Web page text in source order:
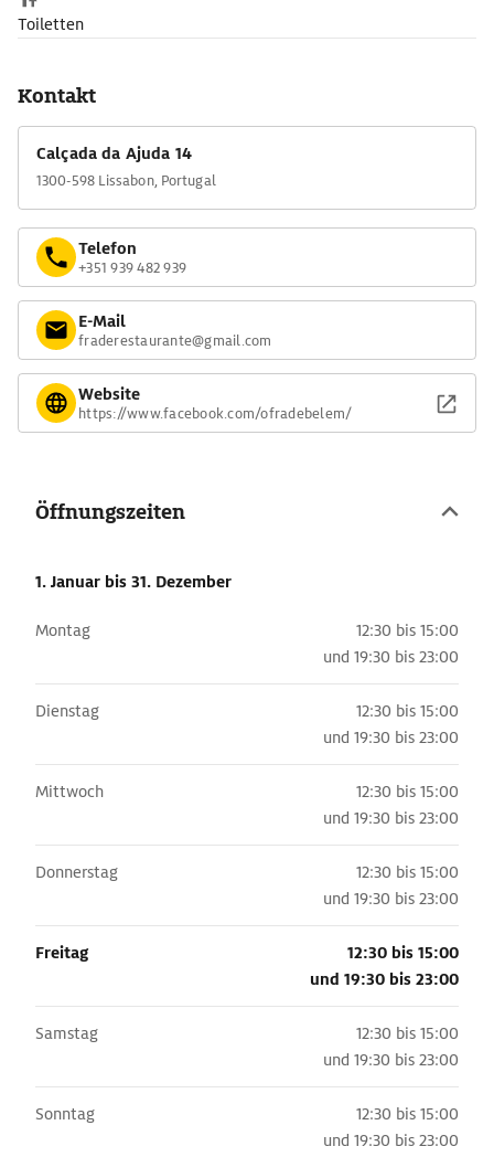
Toiletten
Kontakt
Calçada da Ajuda 14
1300-598 Lissabon, Portugal
Telefon
+351 939 482 939
E-Mail
fraderestaurante@gmail.com
Website
https://www.facebook.com/ofradebelem/
Öffnungszeiten
1. Januar bis 31. Dezember
Montag
12:30 bis 15:00
und 19:30 bis 23:00
Dienstag
12:30 bis 15:00
und 19:30 bis 23:00
Mittwoch
12:30 bis 15:00
und 19:30 bis 23:00
Donnerstag
12:30 bis 15:00
und 19:30 bis 23:00
Freitag
12:30 bis 15:00
und 19:30 bis 23:00
Samstag
12:30 bis 15:00
und 19:30 bis 23:00
Sonntag
12:30 bis 15:00
und 19:30 bis 23:00